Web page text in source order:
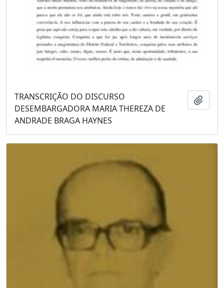
TRANSCRIÇÃO DO DISCURSO
DESEMBARGADORA MARIA THEREZA DE
ANDRADE BRAGA HAYNES